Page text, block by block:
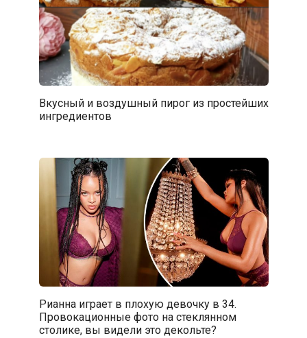
Вкусный и воздушный пирог из простейших
ингредиентов
Рианна играет в плохую девочку в 34.
Провокационные фото на стеклянном
столике, вы видели это декольте?